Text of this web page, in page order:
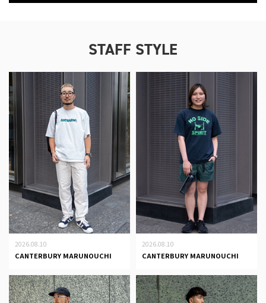
STAFF STYLE
2026.08.10
CANTERBURY MARUNOUCHI
2026.08.10
CANTERBURY MARUNOUCHI